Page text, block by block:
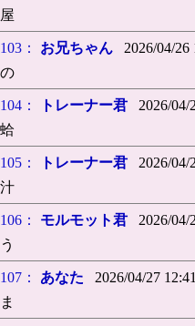
屋
103： お兄ちゃん 2026/04/26
の
104： トレーナー君 2026/04/
蛤
105： トレーナー君 2026/04/
汁
106： モルモット君 2026/04/
う
107： あなた 2026/04/27
ま